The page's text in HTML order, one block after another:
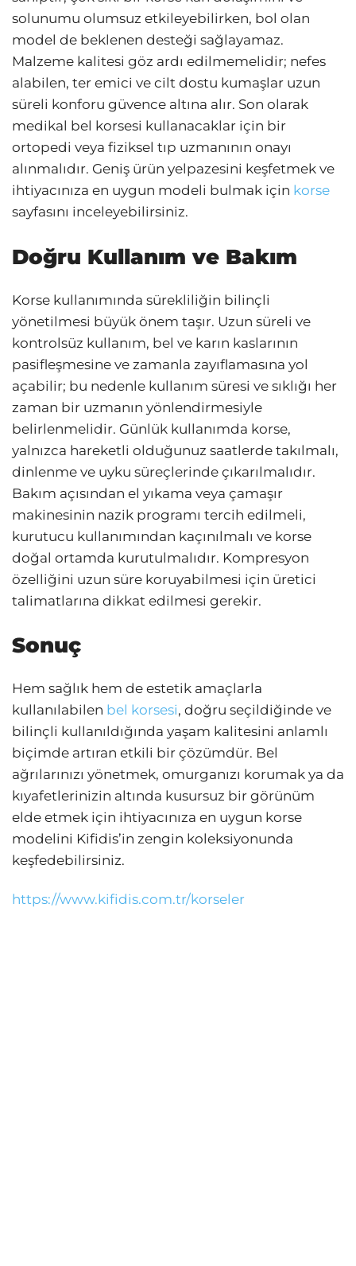
solunumu olumsuz etkileyebilirken, bol olan
model de beklenen desteği sağlayamaz.
Malzeme kalitesi göz ardı edilmemelidir; nefes
alabilen, ter emici ve cilt dostu kumaşlar uzun
süreli konforu güvence altına alır. Son olarak
medikal bel korsesi kullanacaklar için bir
ortopedi veya fiziksel tıp uzmanının onayı
alınmalıdır. Geniş ürün yelpazesini keşfetmek ve
ihtiyacınıza en uygun modeli bulmak için korse
sayfasını inceleyebilirsiniz.
Doğru Kullanım ve Bakım
Korse kullanımında sürekliliğin bilinçli
yönetilmesi büyük önem taşır. Uzun süreli ve
kontrolsüz kullanım, bel ve karın kaslarının
pasifleşmesine ve zamanla zayıflamasına yol
açabilir; bu nedenle kullanım süresi ve sıklığı her
zaman bir uzmanın yönlendirmesiyle
belirlenmelidir. Günlük kullanımda korse,
yalnızca hareketli olduğunuz saatlerde takılmalı,
dinlenme ve uyku süreçlerinde çıkarılmalıdır.
Bakım açısından el yıkama veya çamaşır
makinesinin nazik programı tercih edilmeli,
kurutucu kullanımından kaçınılmalı ve korse
doğal ortamda kurutulmalıdır. Kompresyon
özelliğini uzun süre koruyabilmesi için üretici
talimatlarına dikkat edilmesi gerekir.
Sonuç
Hem sağlık hem de estetik amaçlarla
kullanılabilen bel korsesi, doğru seçildiğinde ve
bilinçli kullanıldığında yaşam kalitesini anlamlı
biçimde artıran etkili bir çözümdür. Bel
ağrılarınızı yönetmek, omurganızı korumak ya da
kıyafetlerinizin altında kusursuz bir görünüm
elde etmek için ihtiyacınıza en uygun korse
modelini Kifidis’in zengin koleksiyonunda
keşfedebilirsiniz.
https://www.kifidis.com.tr/korseler